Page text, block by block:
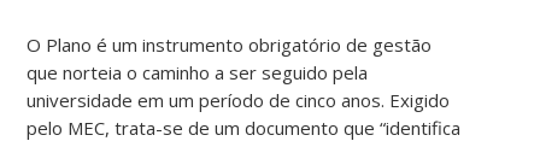
O Plano é um instrumento obrigatório de gestão
que norteia o caminho a ser seguido pela
universidade em um período de cinco anos. Exigido
pelo MEC, trata-se de um documento que “identifica